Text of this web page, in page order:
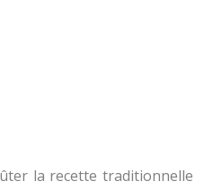
la recette traditionnelle